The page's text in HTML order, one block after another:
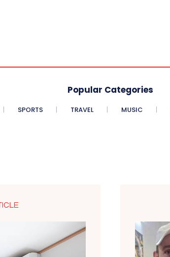
Popular Categories
SPORTS TRAVEL MUSIC